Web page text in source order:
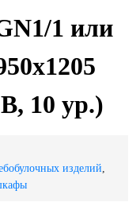
1 или
10 ур.)
изделий